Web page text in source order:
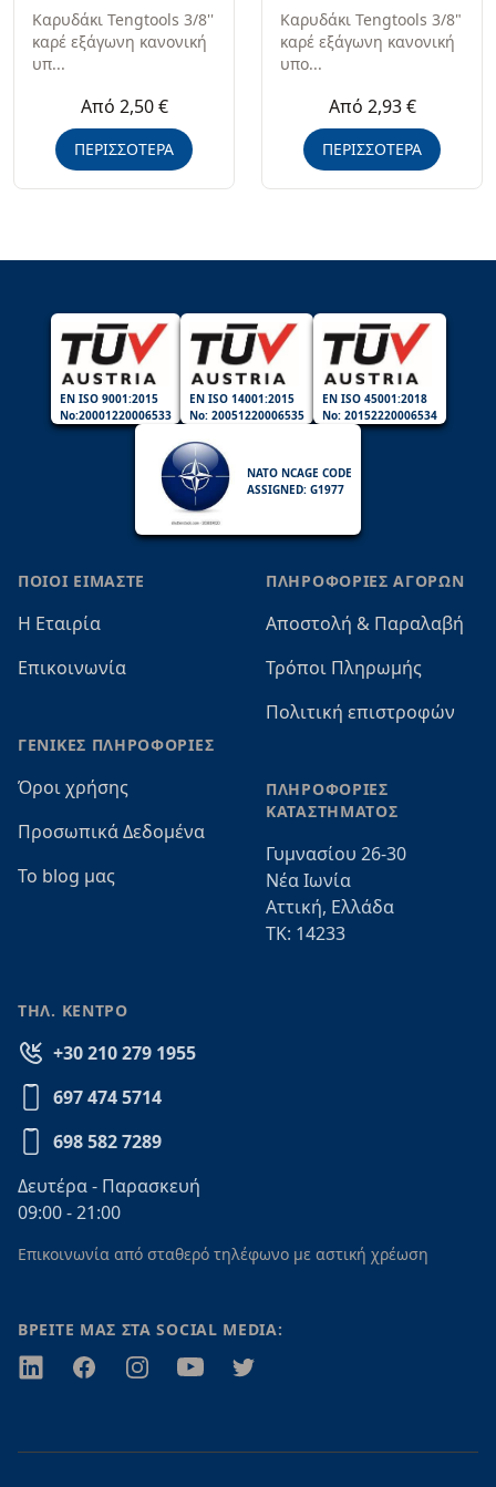
Καρυδάκι Tengtools 3/8''
καρέ εξάγωνη κανονική
υπ...
Από 2,50 €
ΠΕΡΙΣΣΟΤΕΡΑ
Καρυδάκι Tengtools 3/8"
καρέ εξάγωνη κανονική
υπο...
Από 2,93 €
ΠΕΡΙΣΣΟΤΕΡΑ
EN ISO 9001:2015
No:20001220006533
EN ISO 14001:2015
No: 20051220006535
EN ISO 45001:2018
No: 20152220006534
NATO NCAGE CODE
ASSIGNED: G1977
ΠΟΙΟΙ ΕΙΜΑΣΤΕ
Η Εταιρία
Επικοινωνία
ΓΕΝΙΚΕΣ ΠΛΗΡΟΦΟΡΙΕΣ
Όροι χρήσης
Προσωπικά Δεδομένα
Το blog μας
ΠΛΗΡΟΦΟΡΙΕΣ ΑΓΟΡΩΝ
Αποστολή & Παραλαβή
Τρόποι Πληρωμής
Πολιτική επιστροφών
ΠΛΗΡΟΦΟΡΙΕΣ
ΚΑΤΑΣΤΗΜΑΤΟΣ
Γυμνασίου 26-30
Νέα Ιωνία
Αττική, Ελλάδα
ΤΚ: 14233
ΤΗΛ. ΚΕΝΤΡΟ
+30 210 279 1955
697 474 5714
698 582 7289
Δευτέρα - Παρασκευή
09:00 - 21:00
Επικοινωνία από σταθερό τηλέφωνο με αστική χρέωση
ΒΡΕΙΤΕ ΜΑΣ ΣΤΑ SOCIAL MEDIA:
TwitterFacebookInstagramYoutubeTwitter